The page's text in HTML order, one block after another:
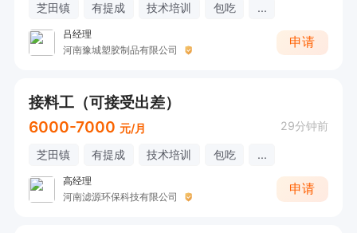
芝田镇 有提成 技术培训 包吃 ...
吕经理
河南豫城塑胶制品有限公司
申请
接料工（可接受出差）
6000-7000 元/月 29分钟前
芝田镇 有提成 技术培训 包吃 ...
高经理
河南滤源环保科技有限公司
申请